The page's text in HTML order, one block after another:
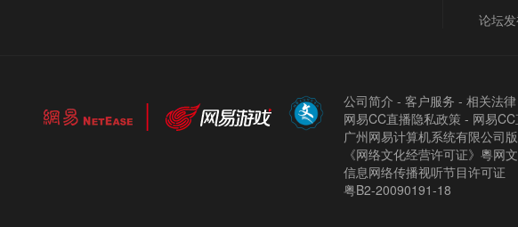
论坛
公司简介 - 客户服务 - 相关法律
网易CC直播隐私政策 - 网易
广州网易计算机系统有限公司
《网络文化经营许可证》粵网
信息网络传播视听节目许可证
粤B2-20090191-18